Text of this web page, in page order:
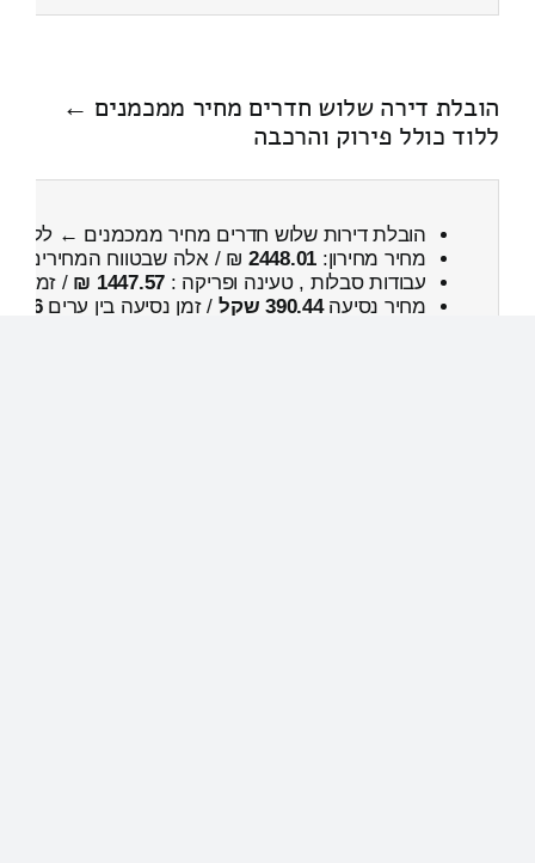
הובלת דירה שלוש חדרים מחיר ממכמנים ←
ללוד כולל פירוק והרכבה
הובלת דירות שלוש חדרים מחיר ממכמנים ← ללוד
מחיר מחירון: 2448.01 ₪ / אלה שבטווח המחירים
עבודות סבלות , טעינה ופריקה : 1447.57 ₪ / זמן :
מחיר נסיעה390.44 שקל / זמן נסיעה בין ערים36 דקות